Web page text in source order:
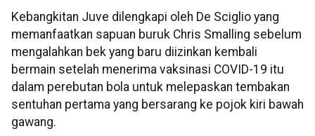
Kebangkitan Juve dilengkapi oleh De Sciglio yang
memanfaatkan sapuan buruk Chris Smalling sebelum
mengalahkan bek yang baru diizinkan kembali
bermain setelah menerima vaksinasi COVID-19 itu
dalam perebutan bola untuk melepaskan tembakan
sentuhan pertama yang bersarang ke pojok kiri bawah
gawang.